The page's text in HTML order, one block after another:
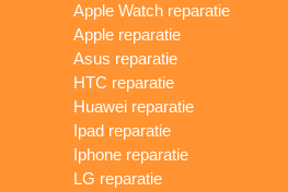
Apple Watch reparatie
Apple reparatie
Asus reparatie
HTC reparatie
Huawei reparatie
Ipad reparatie
Iphone reparatie
LG reparatie